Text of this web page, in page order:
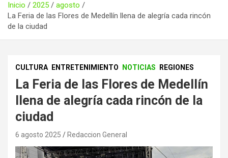
Inicio 2025
agosto
La Feria de las Flores de Medellín llena de alegría cada rincón
de la ciudad
CULTURA ENTRETENIMIENTO NOTICIAS REGIONES
La Feria de las Flores de Medellín
llena de alegría cada rincón de la
ciudad
6 agosto 2025 Redaccion General